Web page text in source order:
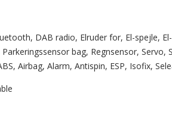
DAB radio, Elruder for, El-
bag, Regnsensor,
Airbag, Alarm, Antispin, ESP, Isofix,